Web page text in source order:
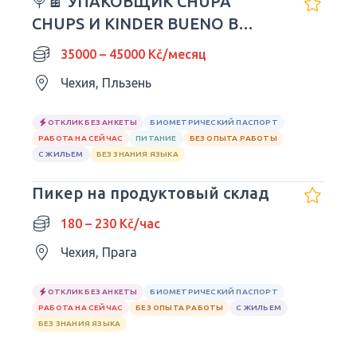
CHUPS И KINDER BUENO В
ЧЕХИИ35000 – 45000 Kč/месяц
Чехия, Пльзень
ОТКЛИК БЕЗ АНКЕТЫ
БИОМЕТРИЧЕСКИЙ ПАСПОРТ
РАБОТА НА СЕЙЧАС
ПИТАНИЕ
БЕЗ ОПЫТА РАБОТЫ
С ЖИЛЬЕМ
БЕЗ ЗНАНИЯ ЯЗЫКА
Пикер на продуктовый склад
180 – 230 Kč/час
Чехия, Прага
ОТКЛИК БЕЗ АНКЕТЫ
БИОМЕТРИЧЕСКИЙ ПАСПОРТ
РАБОТА НА СЕЙЧАС
БЕЗ ОПЫТА РАБОТЫ
С ЖИЛЬЕМ
БЕЗ ЗНАНИЯ ЯЗЫКА